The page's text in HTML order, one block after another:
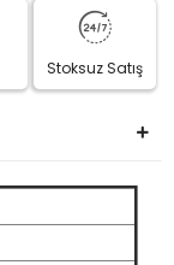
Stoksuz Satış